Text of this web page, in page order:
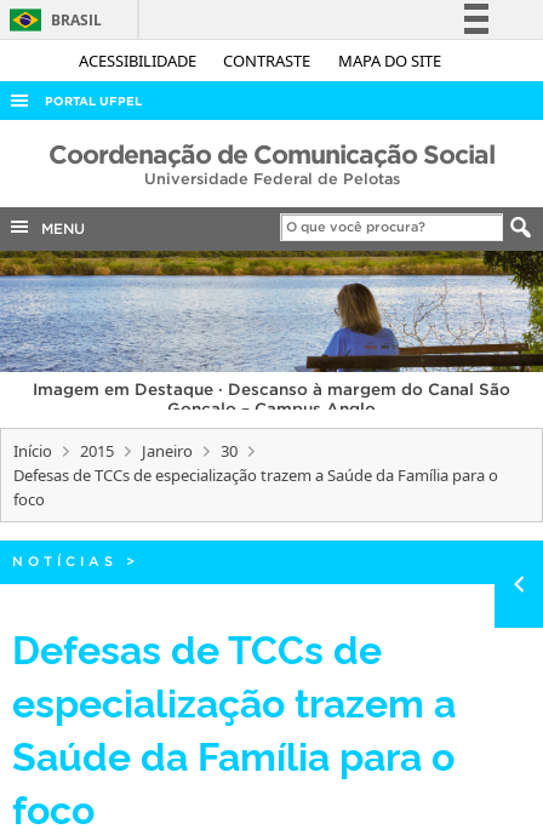
ACESSIBILIDADE CONTRASTE MAPA DO SITE
BRASIL
Simplifique!
Acesso à informação
Legislação
Canais
PORTAL UFPEL
ACESSO À INFORMAÇÃO
COBALTO
CONCURSOS
EDITAIS
INTERNACIONAL
OUVIDORIA
PORTARIAS
TELEFONES
Coordenação de Comunicação Social
Universidade Federal de Pelotas
MENU
Imagem em Destaque · Descanso à margem do Canal São
Gonçalo – Campus Anglo
Início 2015 Janeiro
30
Defesas de TCCs de especialização trazem a Saúde da Família para o
foco
NOTÍCIAS >
Defesas de TCCs de
especialização trazem a
Saúde da Família para o
foco